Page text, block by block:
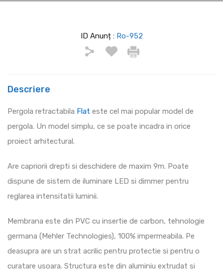
ID Anunț : Ro-952
Descriere
Pergola retractabila Flat este cel mai popular model de
pergola. Un model simplu, ce se poate incadra in orice
proiect arhitectural.
Are capriorii drepti si deschidere de maxim 9m. Poate
dispune de sistem de iluminare LED si dimmer pentru
reglarea intensitatii luminii.
Membrana este din PVC cu insertie de carbon, tehnologie
germana (Mehler Technologies), 100% impermeabila. Pe
deasupra are un strat acrilic pentru protectie si pentru o
curatare usoara. Structura este din aluminiu extrudat si